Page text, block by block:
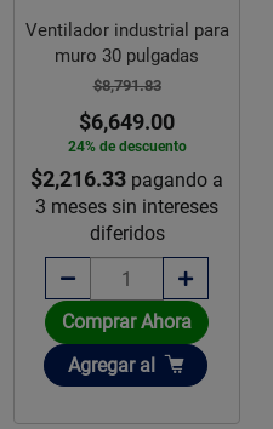
Ventilador industrial para
muro 30 pulgadas
$8,791.83
$6,649.00
24% de descuento
$2,216.33 pagando a
3 meses sin intereses
diferidos
Comprar Ahora
Añadir
Agregar al